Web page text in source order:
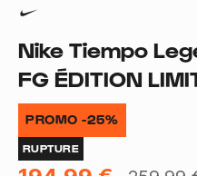
Nike Tiempo
FG ÉDITION
PROMO -25%
RUPTURE